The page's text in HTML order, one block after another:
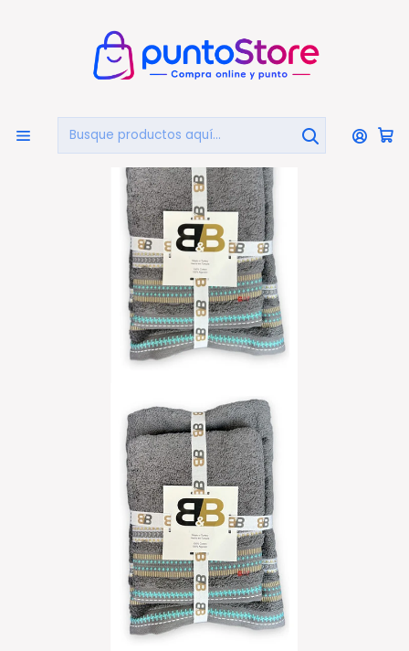
HOGAR Y DECORACIÓN Toallas Y Otros Textiles
Juego De Dos Toallas Turcas Gris/diseño B&b Kitchen -
Ps